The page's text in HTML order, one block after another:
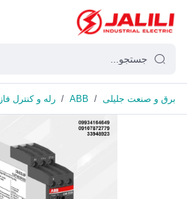
برق و صنعت جلیلی /
ABB
/ رله و کنترل فاز ABB